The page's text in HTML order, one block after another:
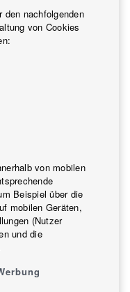
den nachfolgenden
von Cookies
von mobilen
Beispiel über die
mobilen Geräten,
(Nutzer
und die